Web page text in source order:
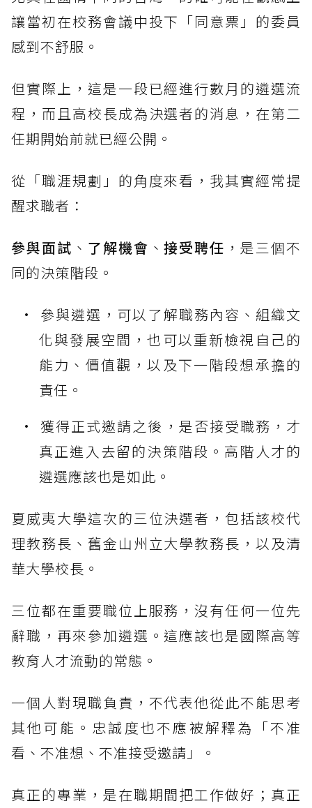
讓當初在校務會議中投下「同意票」的委員
感到不舒服。
但實際上，這是一段已經進行數月的遴選流
程，而且高校長成為決選者的消息，在第二
任期開始前就已經公開。
從「職涯規劃」的角度來看，我其實經常提
醒求職者：
參與面試 、 了解機會 、接受聘任 ，是三個不
同的決策階段。
參與遴選，可以了解職務內容、組織文
化與發展空間，也可以重新檢視自己的
能力、價值觀，以及下一階段想承擔的
責任。
獲得正式邀請之後，是否接受職務，才
真正進入去留的決策階段。高階人才的
遴選應該也是如此。
夏威夷大學這次的三位決選者，包括該校代
理教務長、舊金山州立大學教務長，以及清
華大學校長。
三位都在重要職位上服務，沒有任何一位先
辭職，再來參加遴選。這應該也是國際高等
教育人才流動的常態。
一個人對現職負責，不代表他從此不能思考
其他可能。忠誠度也不應被解釋為「不准
看、不准想、不准接受邀請」。
真正的專業，是在職期間把工作做好；真正